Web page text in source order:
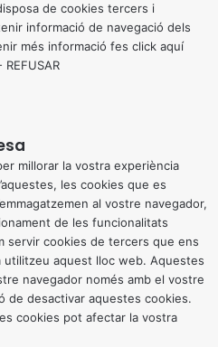
de cookies tercers i
informació de navegació dels
més informació fes click aquí
REFUSAR
millorar la vostra experiència
les cookies que es
al vostre navegador,
de les funcionalitats
servir cookies de tercers que ens
aquest lloc web. Aquestes
navegador només amb el vostre
de desactivar aquestes cookies.
cookies pot afectar la vostra